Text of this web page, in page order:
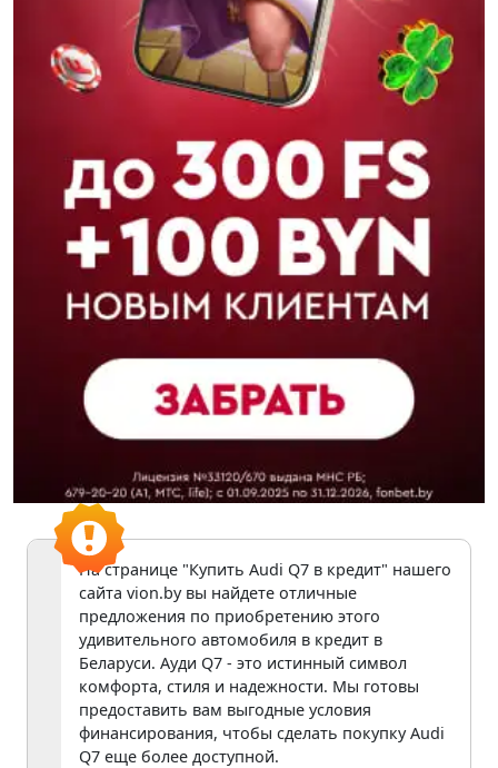
На странице "Купить Audi Q7 в кредит" нашего
сайта vion.by вы найдете отличные
предложения по приобретению этого
удивительного автомобиля в кредит в
Беларуси. Ауди Q7 - это истинный символ
комфорта, стиля и надежности. Мы готовы
предоставить вам выгодные условия
финансирования, чтобы сделать покупку Audi
Q7 еще более доступной.